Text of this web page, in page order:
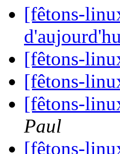
[fêtons-
[fêtons-
[fêtons-
[fêtons-
Paul
[fêtons-